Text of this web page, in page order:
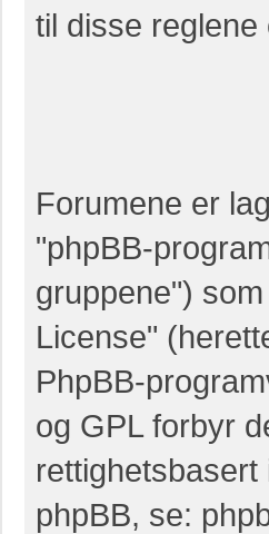
til disse
Forumene er
"phpBB-
gruppene")
License"
PhpBB-
og GPL forbyr
phpBB, se: